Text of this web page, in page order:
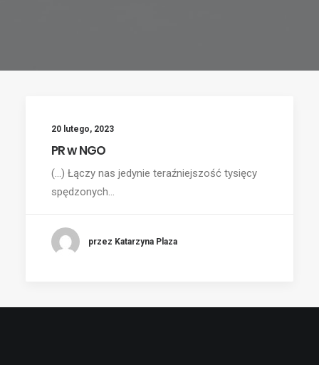
20 lutego, 2023
PR w NGO
(...) Łączy nas jedynie teraźniejszość tysięcy
spędzonych…
przez Katarzyna Plaza